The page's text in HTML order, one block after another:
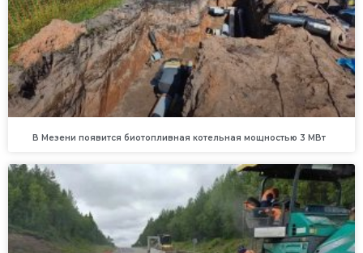
В Мезени появится биотопливная котельная мощностью 3 МВт